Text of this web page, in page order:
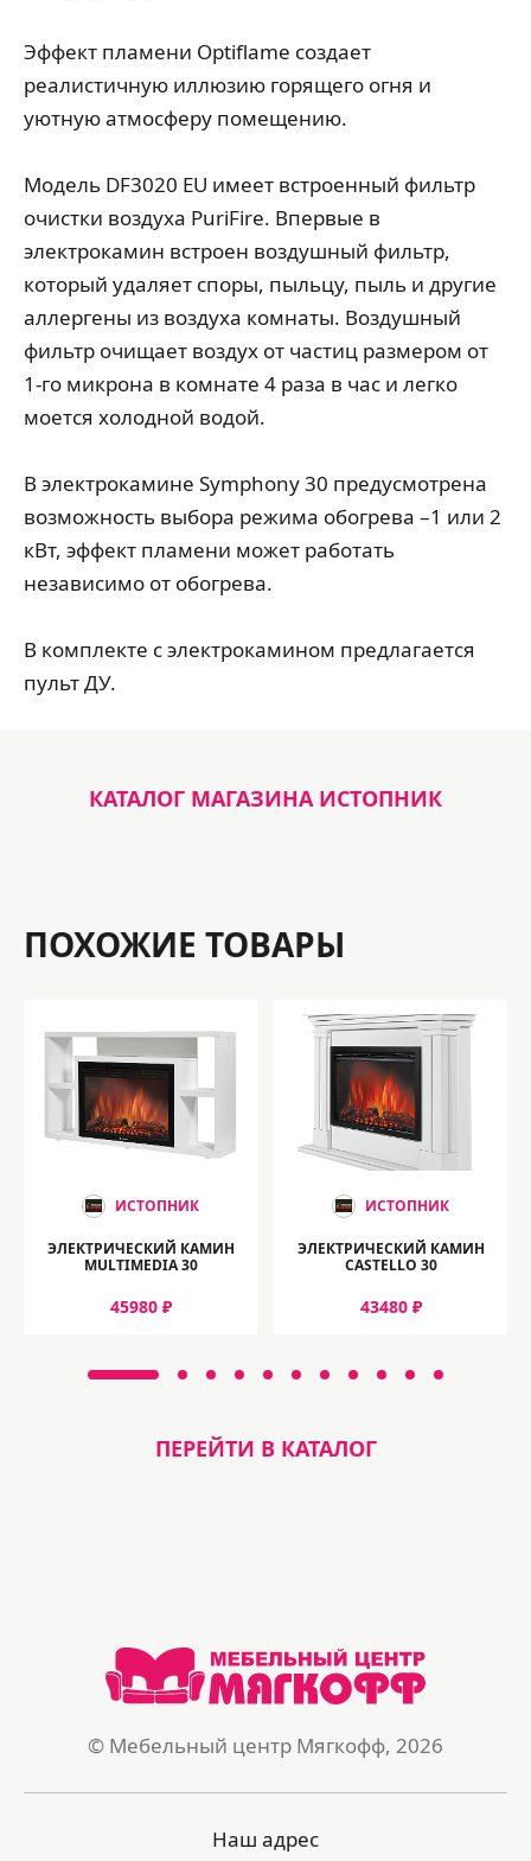
Эффект пламени Optiflame создает
реалистичную иллюзию горящего огня и
уютную атмосферу помещению.
Модель DF3020 EU имеет встроенный фильтр
очистки воздуха PuriFire. Впервые в
электрокамин встроен воздушный фильтр,
который удаляет споры, пыльцу, пыль и другие
аллергены из воздуха комнаты. Воздушный
фильтр очищает воздух от частиц размером от
1-го микрона в комнате 4 раза в час и легко
моется холодной водой.
В электрокамине Symphony 30 предусмотрена
возможность выбора режима обогрева –1 или 2
кВт, эффект пламени может работать
независимо от обогрева.
В комплекте с электрокамином предлагается
пульт ДУ.
КАТАЛОГ МАГАЗИНА ИСТОПНИК
ПОХОЖИЕ ТОВАРЫ
ИСТОПНИК
ЭЛЕКТРИЧЕСКИЙ КАМИН
MULTIMEDIA 30
45980 ₽
ИСТОПНИК
ЭЛЕКТРИЧЕСКИЙ КАМИН
CASTELLO 30
43480 ₽
ПЕРЕЙТИ В КАТАЛОГ
© Мебельный центр Мягкофф, 2026
Наш адрес